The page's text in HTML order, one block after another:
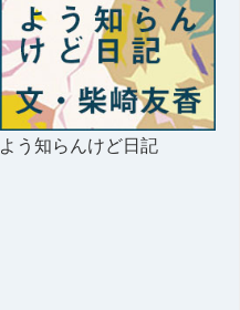
よう知らんけど日記